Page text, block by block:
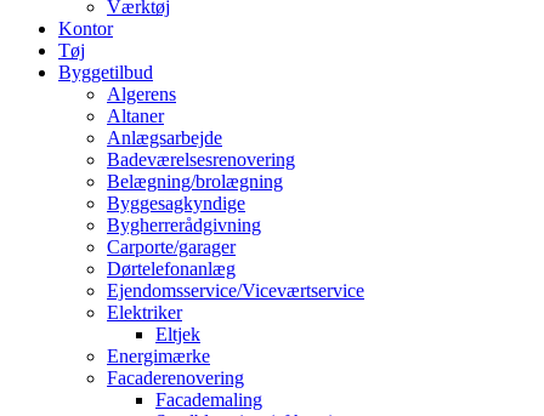
Værktøj
Kontor
Tøj
Byggetilbud
Algerens
Altaner
Anlægsarbejde
Badeværelsesrenovering
Belægning/brolægning
Byggesagkyndige
Bygherrerådgivning
Carporte/garager
Dørtelefonanlæg
Ejendomsservice/Viceværtservice
Elektriker
Eltjek
Energimærke
Facaderenovering
Facademaling